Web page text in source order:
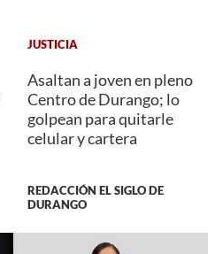
JUSTICIA
Asaltan a joven en pleno
Centro de Durango; lo
golpean para quitarle
celular y cartera
REDACCIÓN EL SIGLO DE
DURANGO